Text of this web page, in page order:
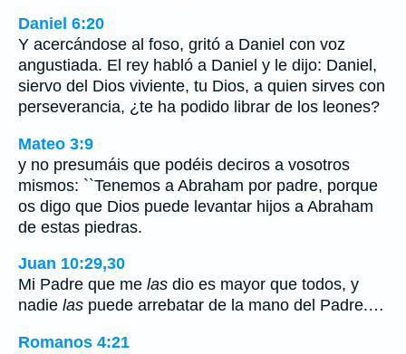
Daniel 6:20
Y acercándose al foso, gritó a Daniel con voz
angustiada. El rey habló a Daniel y le dijo: Daniel,
siervo del Dios viviente, tu Dios, a quien sirves con
perseverancia, ¿te ha podido librar de los leones?
Mateo 3:9
y no presumáis que podéis deciros a vosotros
mismos: ``Tenemos a Abraham por padre, porque
os digo que Dios puede levantar hijos a Abraham
de estas piedras.
Juan 10:29,30
Mi Padre que me las dio es mayor que todos, y
nadie las puede arrebatar de la mano del Padre.…
Romanos 4:21